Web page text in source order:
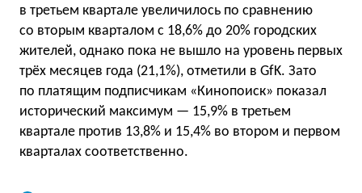
в третьем квартале увеличилось по сравнению
со вторым кварталом с 18,6% до 20% городских
жителей, однако пока не вышло на уровень первых
трёх месяцев года (21,1%), отметили в GfK. Зато
по платящим подписчикам «Кинопоиск» показал
исторический максимум — 15,9% в третьем
квартале против 13,8% и 15,4% во втором и первом
кварталах соответственно.